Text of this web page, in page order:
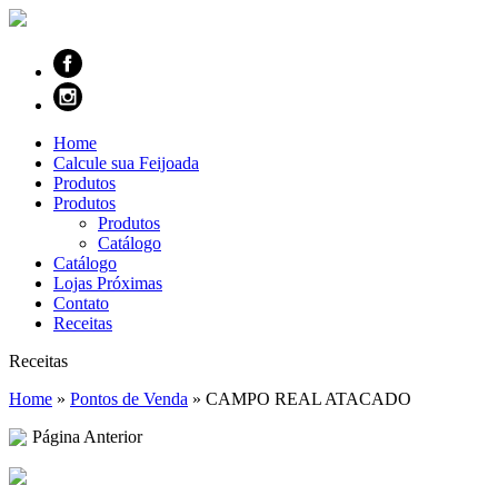
Home
Calcule sua Feijoada
Produtos
Produtos
Produtos
Catálogo
Catálogo
Lojas Próximas
Contato
Receitas
Receitas
Home » Pontos de Venda » CAMPO REAL ATACADO
Página Anterior